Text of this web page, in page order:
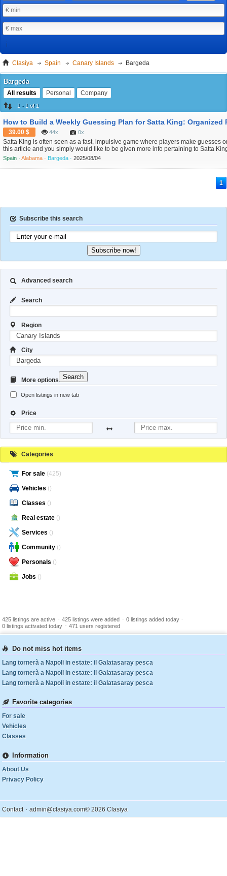
Clasiya Spain Canary Islands Bargeda
Bargeda
All results Personal Company
1 - 1 of 1
39.00 $ 44x 0x
Satta King is often seen as a fast, impulsive game where players make guesses
this article and you simply would like to be given more info pertaining to Satta
page. But the most consistent winners know that the real edge lies in
planning. Rather than guessing random...
Spain · Alabama · Bargeda · 2025/08/04
1
Subscribe this search
Subscribe now!
Advanced search
Search
Region
City
More options
Open listings in new tab
Price
Search
Categories
For sale (425)
Vehicles ()
Classes ()
Real estate ()
Services ()
Community ()
Personals ()
Jobs ()
425 listings are active - 425 listings were added - 0 listings added today -
0 listings activated today - 471 users registered
Do not miss hot items
Lang tornerà a Napoli in estate: il Galatasaray pesca
Lang tornerà a Napoli in estate: il Galatasaray pesca
Lang tornerà a Napoli in estate: il Galatasaray pesca
Favorite categories
For sale
Vehicles
Classes
Information
About Us
Privacy Policy
Contact . admin@clasiya.com© 2026 Clasiya